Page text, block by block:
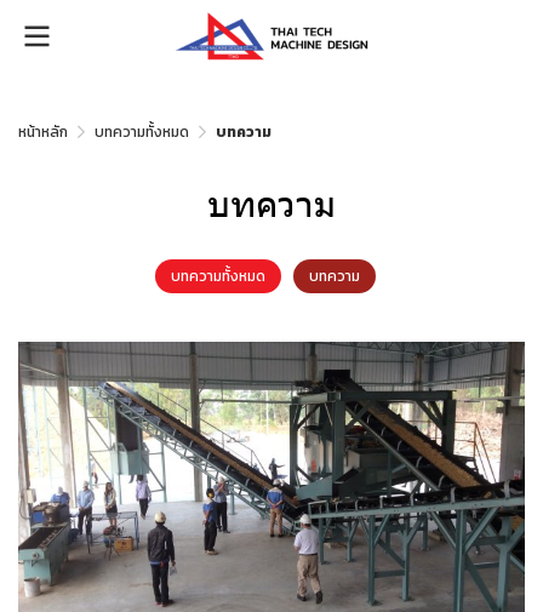
หน้าหลัก บทความทั้งหมด บทความ
บทความ
บทความทั้งหมด บทความ